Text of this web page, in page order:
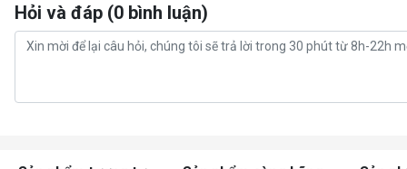
Hỏi và đáp (0 bình luận)